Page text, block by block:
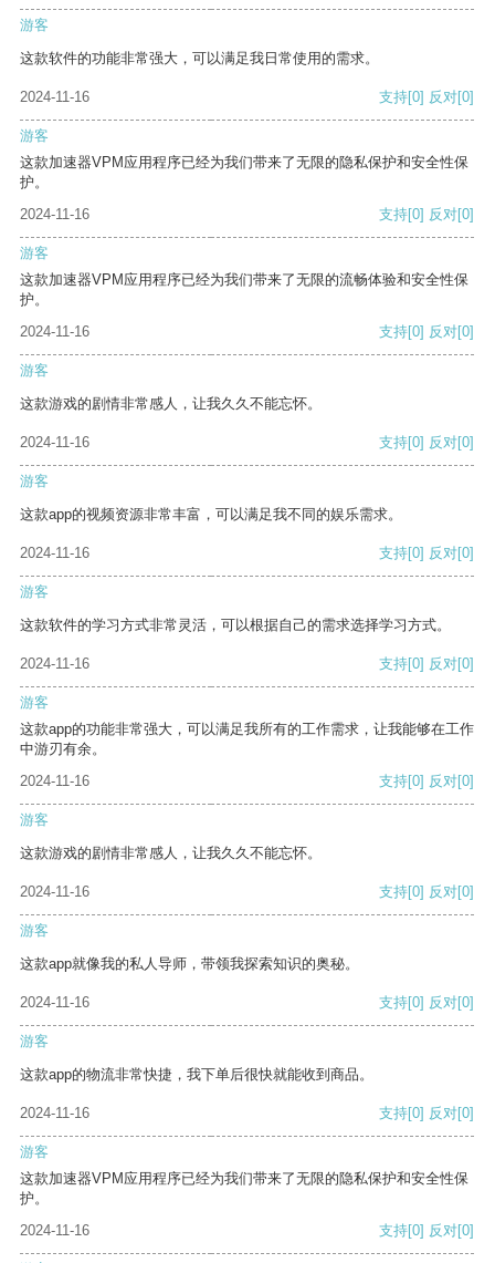
游客
这款软件的功能非常强大，可以满足我日常使用的需求。
2024-11-16 支持[0] 反对[0]
游客
这款加速器VPM应用程序已经为我们带来了无限的隐私保护和安全性保
护。
2024-11-16
支持[0] 反对[0]
游客
这款加速器VPM应用程序已经为我们带来了无限的流畅体验和安全性保
护。
2024-11-16
支持[0] 反对[0]
游客
这款游戏的剧情非常感人，让我久久不能忘怀。
2024-11-16 支持[0] 反对[0]
游客
这款app的视频资源非常丰富，可以满足我不同的娱乐需求。
2024-11-16 支持[0] 反对[0]
游客
这款软件的学习方式非常灵活，可以根据自己的需求选择学习方式。
2024-11-16 支持[0] 反对[0]
游客
这款app的功能非常强大，可以满足我所有的工作需求，让我能够在工作
中游刃有余。
2024-11-16
支持[0] 反对[0]
游客
这款游戏的剧情非常感人，让我久久不能忘怀。
2024-11-16 支持[0] 反对[0]
游客
这款app就像我的私人导师，带领我探索知识的奥秘。
2024-11-16 支持[0] 反对[0]
游客
这款app的物流非常快捷，我下单后很快就能收到商品。
2024-11-16 支持[0] 反对[0]
游客
这款加速器VPM应用程序已经为我们带来了无限的隐私保护和安全性保
护。
2024-11-16
支持[0] 反对[0]